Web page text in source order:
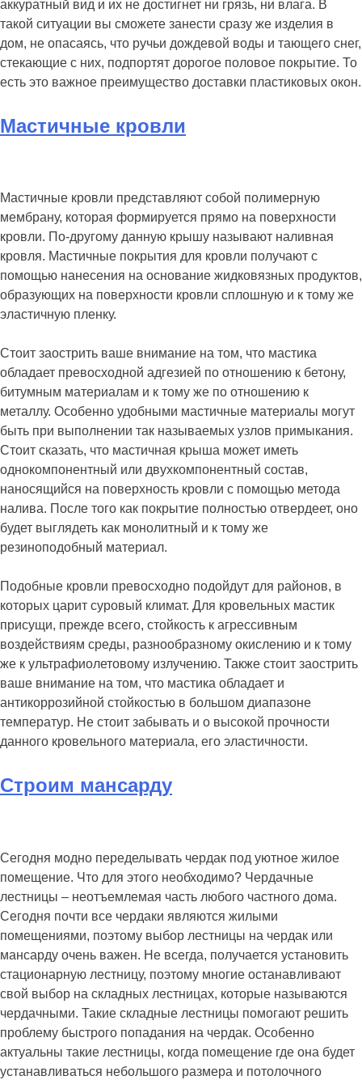
аккуратный вид и их не достигнет ни грязь, ни влага. В
такой ситуации вы сможете занести сразу же изделия в
дом, не опасаясь, что ручьи дождевой воды и тающего снег,
стекающие с них, подпортят дорогое половое покрытие. То
есть это важное преимущество доставки пластиковых окон.
Мастичные кровли
Мастичные кровли представляют собой полимерную
мембрану, которая формируется прямо на поверхности
кровли. По-другому данную крышу называют наливная
кровля. Мастичные покрытия для кровли получают с
помощью нанесения на основание жидковязных продуктов,
образующих на поверхности кровли сплошную и к тому же
эластичную пленку.
Стоит заострить ваше внимание на том, что мастика
обладает превосходной адгезией по отношению к бетону,
битумным материалам и к тому же по отношению к
металлу. Особенно удобными мастичные материалы могут
быть при выполнении так называемых узлов примыкания.
Стоит сказать, что мастичная крыша может иметь
однокомпонентный или двухкомпонентный состав,
наносящийся на поверхность кровли с помощью метода
налива. После того как покрытие полностью отвердеет, оно
будет выглядеть как монолитный и к тому же
резиноподобный материал.
Подобные кровли превосходно подойдут для районов, в
которых царит суровый климат. Для кровельных мастик
присущи, прежде всего, стойкость к агрессивным
воздействиям среды, разнообразному окислению и к тому
же к ультрафиолетовому излучению. Также стоит заострить
ваше внимание на том, что мастика обладает и
антикоррозийной стойкостью в большом диапазоне
температур. Не стоит забывать и о высокой прочности
данного кровельного материала, его эластичности.
Строим мансарду
Сегодня модно переделывать чердак под уютное жилое
помещение. Что для этого необходимо? Чердачные
лестницы – неотъемлемая часть любого частного дома.
Сегодня почти все чердаки являются жилыми
помещениями, поэтому выбор лестницы на чердак или
мансарду очень важен. Не всегда, получается установить
стационарную лестницу, поэтому многие останавливают
свой выбор на складных лестницах, которые называются
чердачными. Такие складные лестницы помогают решить
проблему быстрого попадания на чердак. Особенно
актуальны такие лестницы, когда помещение где она будет
устанавливаться небольшого размера и потолочного